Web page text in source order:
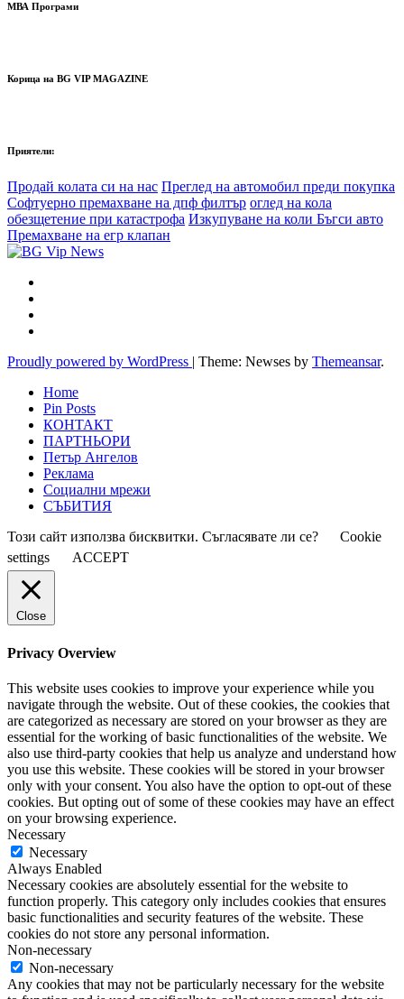
МВА Програми
Корица на BG VIP MAGAZINE
Приятели:
Продай колата си на нас Преглед на автомобил преди покупка
Софтуерно премахване на дпф филтър оглед на кола
обезщетение при катастрофа Изкупуване на коли Бъгси авто
Премахване на егр клапан
Proudly powered by WordPress | Theme: Newses by Themeansar.
Home
Pin Posts
КОНТАКТ
ПАРТНЬОРИ
Петър Ангелов
Реклама
Социални мрежи
СЪБИТИЯ
Този сайт използва бисквитки. Съгласявате ли се?
Cookie
settings
ACCEPT
Close
Privacy Overview
This website uses cookies to improve your experience while you
navigate through the website. Out of these cookies, the cookies that
are categorized as necessary are stored on your browser as they are
essential for the working of basic functionalities of the website. We
also use third-party cookies that help us analyze and understand how
you use this website. These cookies will be stored in your browser
only with your consent. You also have the option to opt-out of these
cookies. But opting out of some of these cookies may have an effect
on your browsing experience.
Necessary
Necessary
Always Enabled
Necessary cookies are absolutely essential for the website to
function properly. This category only includes cookies that ensures
basic functionalities and security features of the website. These
cookies do not store any personal information.
Non-necessary
Non-necessary
Any cookies that may not be particularly necessary for the website